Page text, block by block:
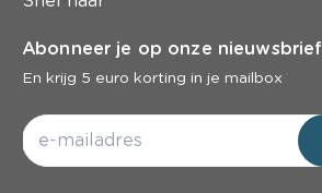
Abonneer je op onze nieuwsbrief
En krijg 5 euro korting in je mailbox